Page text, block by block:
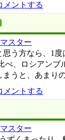
メントする
マスター
う方なら、1
べ、ロシアン
まうと、あまり
メントする
マスター